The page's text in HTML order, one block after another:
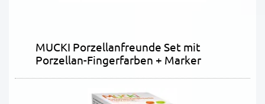
MUCKI Porzellanfreunde Set mit
Porzellan-Fingerfarben + Marker